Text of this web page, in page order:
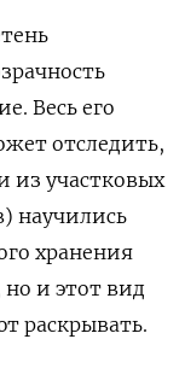
Весь его
отследить,
из участковых
научились
хранения
и этот вид
раскрывать.